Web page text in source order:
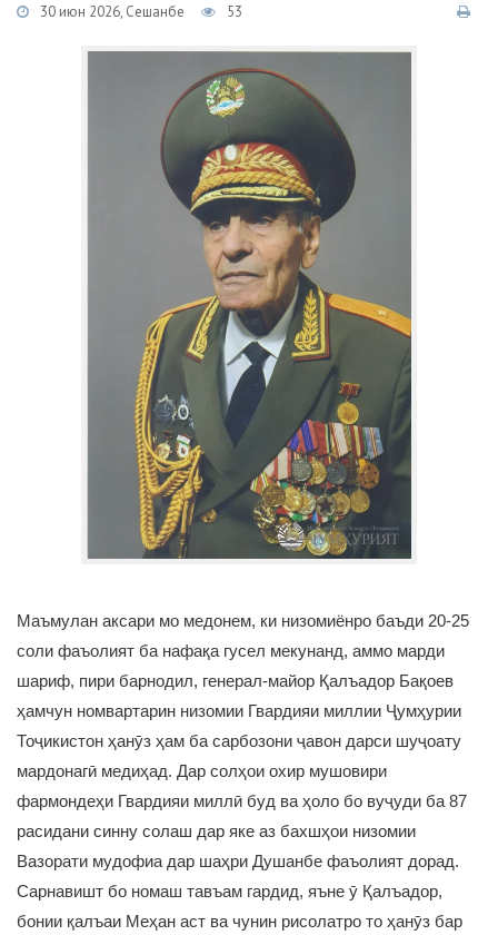
30 июн 2026, Сешанбе 53
Маъмулан аксари мо медонем, ки низомиёнро баъди 20-25
соли фаъолият ба нафақа гусел мекунанд, аммо марди
шариф, пири барнодил, генерал-майор Қалъадор Бақоев
ҳамчун номвартарин низомии Гвардияи миллии Ҷумҳурии
Тоҷикистон ҳанӯз ҳам ба сарбозони ҷавон дарси шуҷоату
мардонагӣ медиҳад. Дар солҳои охир мушовири
фармондеҳи Гвардияи миллӣ буд ва ҳоло бо вуҷуди ба 87
расидани синну солаш дар яке аз бахшҳои низомии
Вазорати мудофиа дар шаҳри Душанбе фаъолият дорад.
Сарнавишт бо номаш тавъам гардид, яъне ӯ Қалъадор,
бонии қалъаи Меҳан аст ва чунин рисолатро то ҳанӯз бар